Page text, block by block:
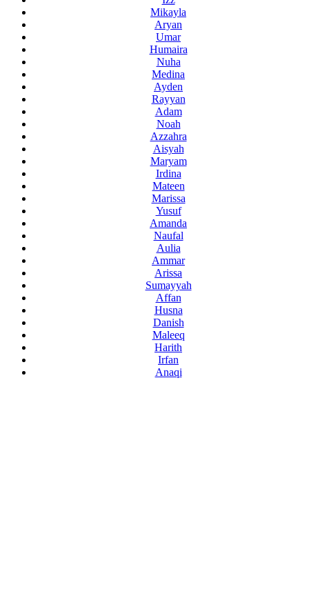
Mikayla
Aryan
Umar
Humaira
Nuha
Medina
Ayden
Rayyan
Adam
Noah
Azzahra
Aisyah
Maryam
Irdina
Mateen
Marissa
Yusuf
Amanda
Naufal
Aulia
Ammar
Arissa
Sumayyah
Affan
Husna
Danish
Maleeq
Harith
Irfan
Anaqi